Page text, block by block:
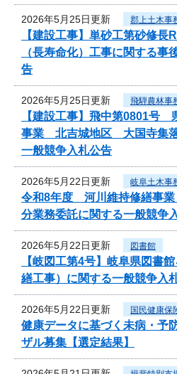
2026年5月25日更新 郡上土木事
【建設工事】単砂工第砂修長
（長寿命化）工事に関する事
告
2026年5月25日更新 飛騨農林事
【建設工事】飛中第0801号
事業 北吉城地区 大国寺集落
一般競争入札公告
2026年5月22日更新 岐阜土木事
令和8年度 河川維持修繕事
分業務委託に関する一般競争
2026年5月22日更新 図書館
【岐図工第4号】岐阜県図書
繕工事）に関する一般競争入
2026年5月22日更新 国民健康保
健康データに基づく未病・予
ザル募集【選定結果】